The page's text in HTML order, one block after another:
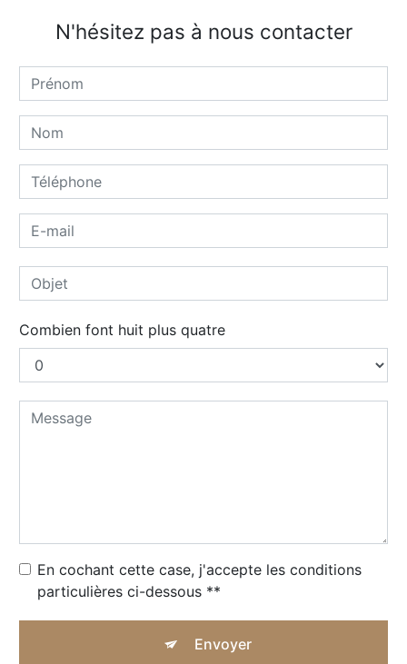
N'hésitez pas à nous contacter
Combien font huit plus quatre
En cochant cette case, j'accepte les conditions
particulières ci-dessous **
Envoyer